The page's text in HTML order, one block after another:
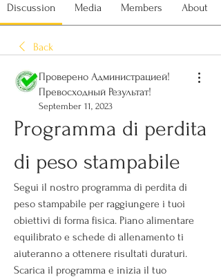
Discussion Media Members About
Back
Проверено Администрацией!
Превосходный Результат!
September 11, 2023
Programma di perdita
di peso stampabile
Segui il nostro programma di perdita di
peso stampabile per raggiungere i tuoi
obiettivi di forma fisica. Piano alimentare
equilibrato e schede di allenamento ti
aiuteranno a ottenere risultati duraturi.
Scarica il programma e inizia il tuo